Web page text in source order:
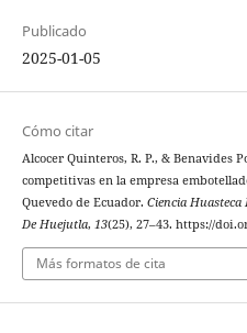
Publicado
2025-01-05
Cómo citar
Alcocer Quinteros, R. P., & Benavides
competitivas en la empresa
Quevedo de Ecuador. Ciencia Huasteca
De Huejutla, 13(25), 27–43. https://
Más formatos de cita